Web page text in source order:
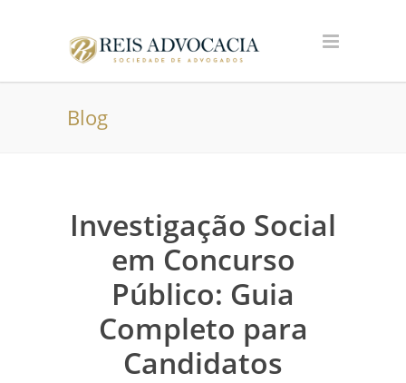
Blog
Investigação Social
em Concurso
Público: Guia
Completo para
Candidatos